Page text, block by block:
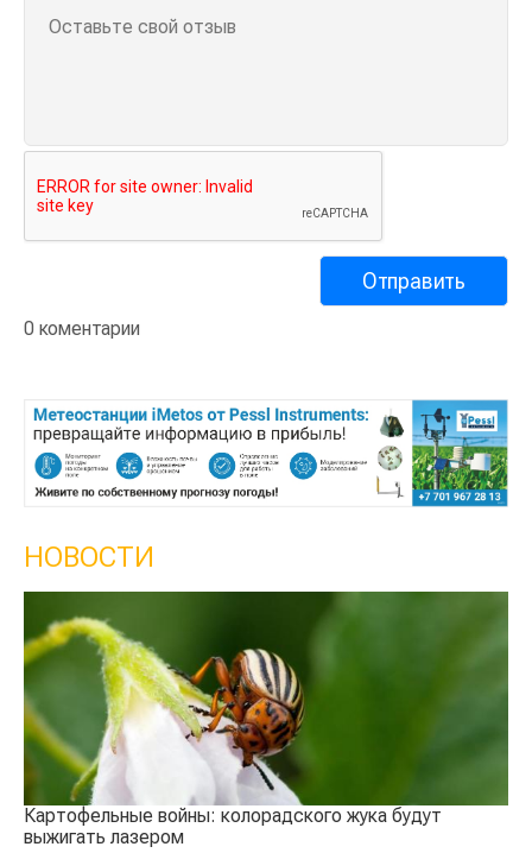
0 коментарии
НОВОСТИ
Картофельные войны: колорадского жука будут
выжигать лазером